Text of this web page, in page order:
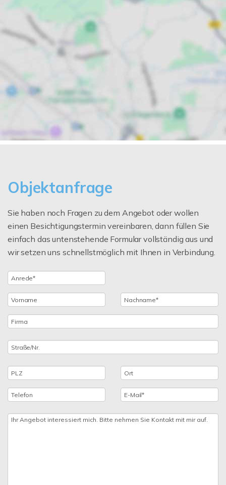
Objektanfrage
Sie haben noch Fragen zu dem Angebot oder wollen
einen Besichtigungstermin vereinbaren, dann füllen Sie
einfach das untenstehende Formular vollständig aus und
wir setzen uns schnellstmöglich mit Ihnen in Verbindung.